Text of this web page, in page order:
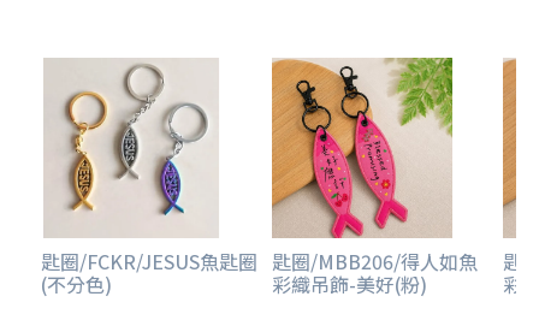
匙圈/FCKR/JESUS魚匙圈
(不分色)
匙圈/MBB206/得人如魚
彩織吊飾-美好(粉)
匙
彩